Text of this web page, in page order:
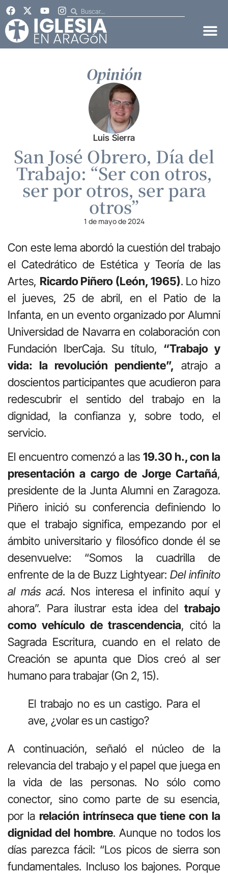
Opinión
Luis Sierra
San José Obrero, Día del
Trabajo: “Ser con otros,
ser por otros, ser para
otros”
1 de mayo de 2024
Con este lema abordó la cuestión del trabajo
el Catedrático de Estética y Teoría de las
Artes, Ricardo Piñero (León, 1965). Lo hizo
el jueves, 25 de abril, en el Patio de la
Infanta, en un evento organizado por Alumni
Universidad de Navarra en colaboración con
Fundación IberCaja. Su título, “Trabajo y
vida: la revolución pendiente”, atrajo a
doscientos participantes que acudieron para
redescubrir el sentido del trabajo en la
dignidad, la confianza y, sobre todo, el
servicio.
El encuentro comenzó a las 19.30 h., con la
presentación a cargo de Jorge Cartañá,
presidente de la Junta Alumni en Zaragoza.
Piñero inició su conferencia definiendo lo
que el trabajo significa, empezando por el
ámbito universitario y filosófico donde él se
desenvuelve: “Somos la cuadrilla de
enfrente de la de Buzz Lightyear: Del infinito
al más acá. Nos interesa el infinito aquí y
ahora”. Para ilustrar esta idea del trabajo
como vehículo de trascendencia, citó la
Sagrada Escritura, cuando en el relato de
Creación se apunta que Dios creó al ser
humano para trabajar (Gn 2, 15).
El trabajo no es un castigo. Para el
ave, ¿volar es un castigo?
A continuación, señaló el núcleo de la
relevancia del trabajo y el papel que juega en
la vida de las personas. No sólo como
conector, sino como parte de su esencia,
por la relación intrínseca que tiene con la
dignidad del hombre. Aunque no todos los
días parezca fácil: “Los picos de sierra son
fundamentales. Incluso los bajones. Porque